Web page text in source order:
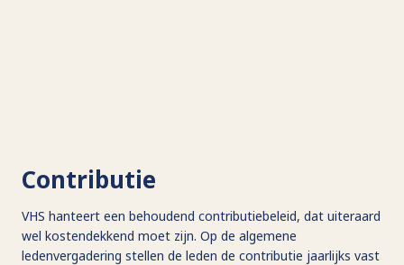
Contributie
VHS hanteert een behoudend contributiebeleid, dat uiteraard
wel kostendekkend moet zijn. Op de algemene
ledenvergadering stellen de leden de contributie jaarlijks vast